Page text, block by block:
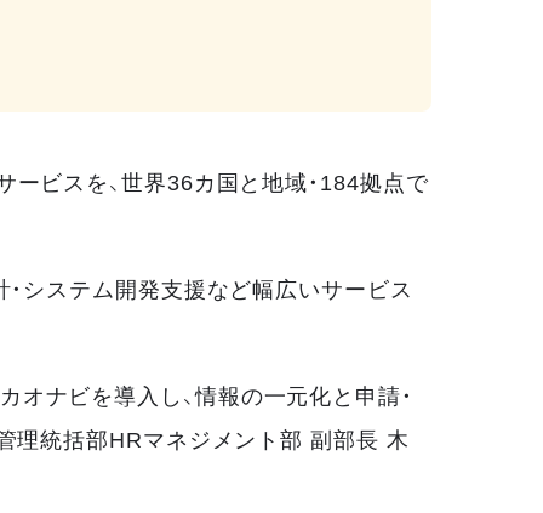
ビスを、世界36カ国と地域・184拠点で
システム開発支援など幅広いサービス
ナビを導入し、情報の一元化と申請・
理統括部HRマネジメント部 副部長 木